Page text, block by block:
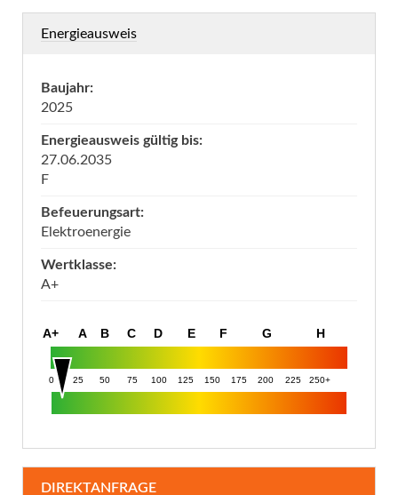
Energieausweis
Baujahr:
2025
Energieausweis gültig bis:
27.06.2035
F
Befeuerungsart:
Elektroenergie
Wertklasse:
A+
A+ A B C D E F G H
0 25 50 75 100 125 150 175 200 225 250+
DIREKTANFRAGE